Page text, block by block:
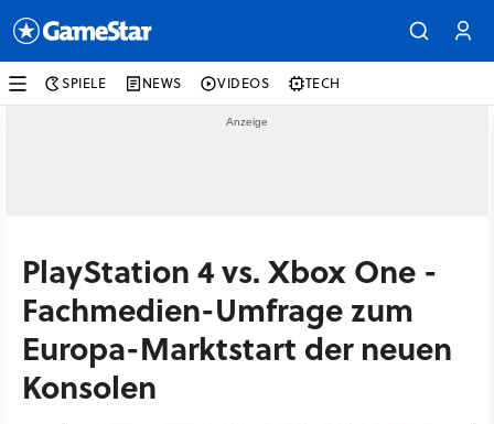
SPIELE NEWS VIDEOS TECH
PlayStation 4 vs. Xbox One -
Fachmedien-Umfrage zum
Europa-Marktstart der neuen
Konsolen